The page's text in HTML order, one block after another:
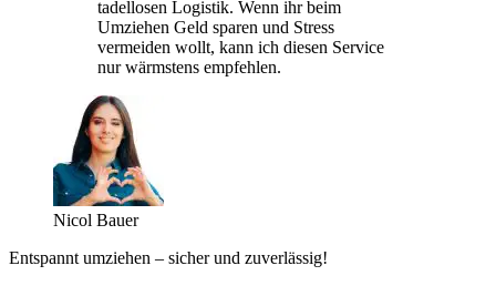
tadellosen Logistik. Wenn ihr beim
Umziehen Geld sparen und Stress
vermeiden wollt, kann ich diesen Service
nur wärmstens empfehlen.
Nicol Bauer
Entspannt umziehen – sicher und zuverlässig!